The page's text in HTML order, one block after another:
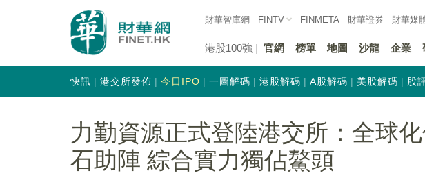
財華智庫網 FINTV FINMETA 財華證券 財華媒
港股100強 官網 榜單 地圖 沙龍 企業
快訊 港交所發佈 今日IPO 一圖解碼 港股解碼 A股解碼 美股解碼 股
力勤資源正式登陸港交所：全球
石助陣 綜合實力獨佔鰲頭